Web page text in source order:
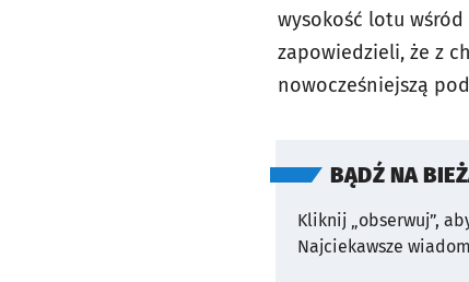
wysokość lotu
zapowiedzieli, że z
nowocześniejszą
BĄDŹ NA
Kliknij „obserwuj”,
Najciekawsze